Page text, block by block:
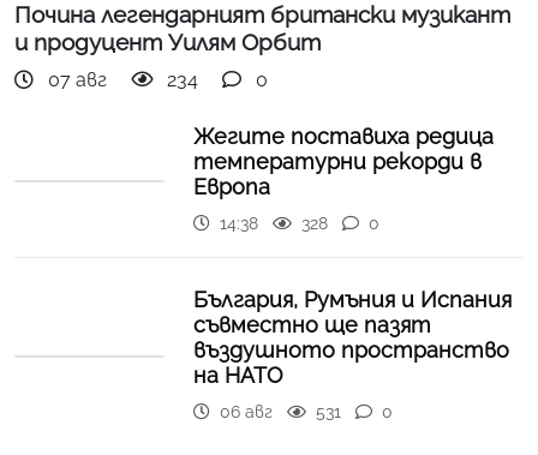
Почина легендарният британски музикант
и продуцент Уилям Орбит
07 авг 234 0
Жегите поставиха редица
температурни рекорди в
Европа
14:38 328 0
България, Румъния и Испания
съвместно ще пазят
въздушното пространство
на НАТО
06 авг 531 0